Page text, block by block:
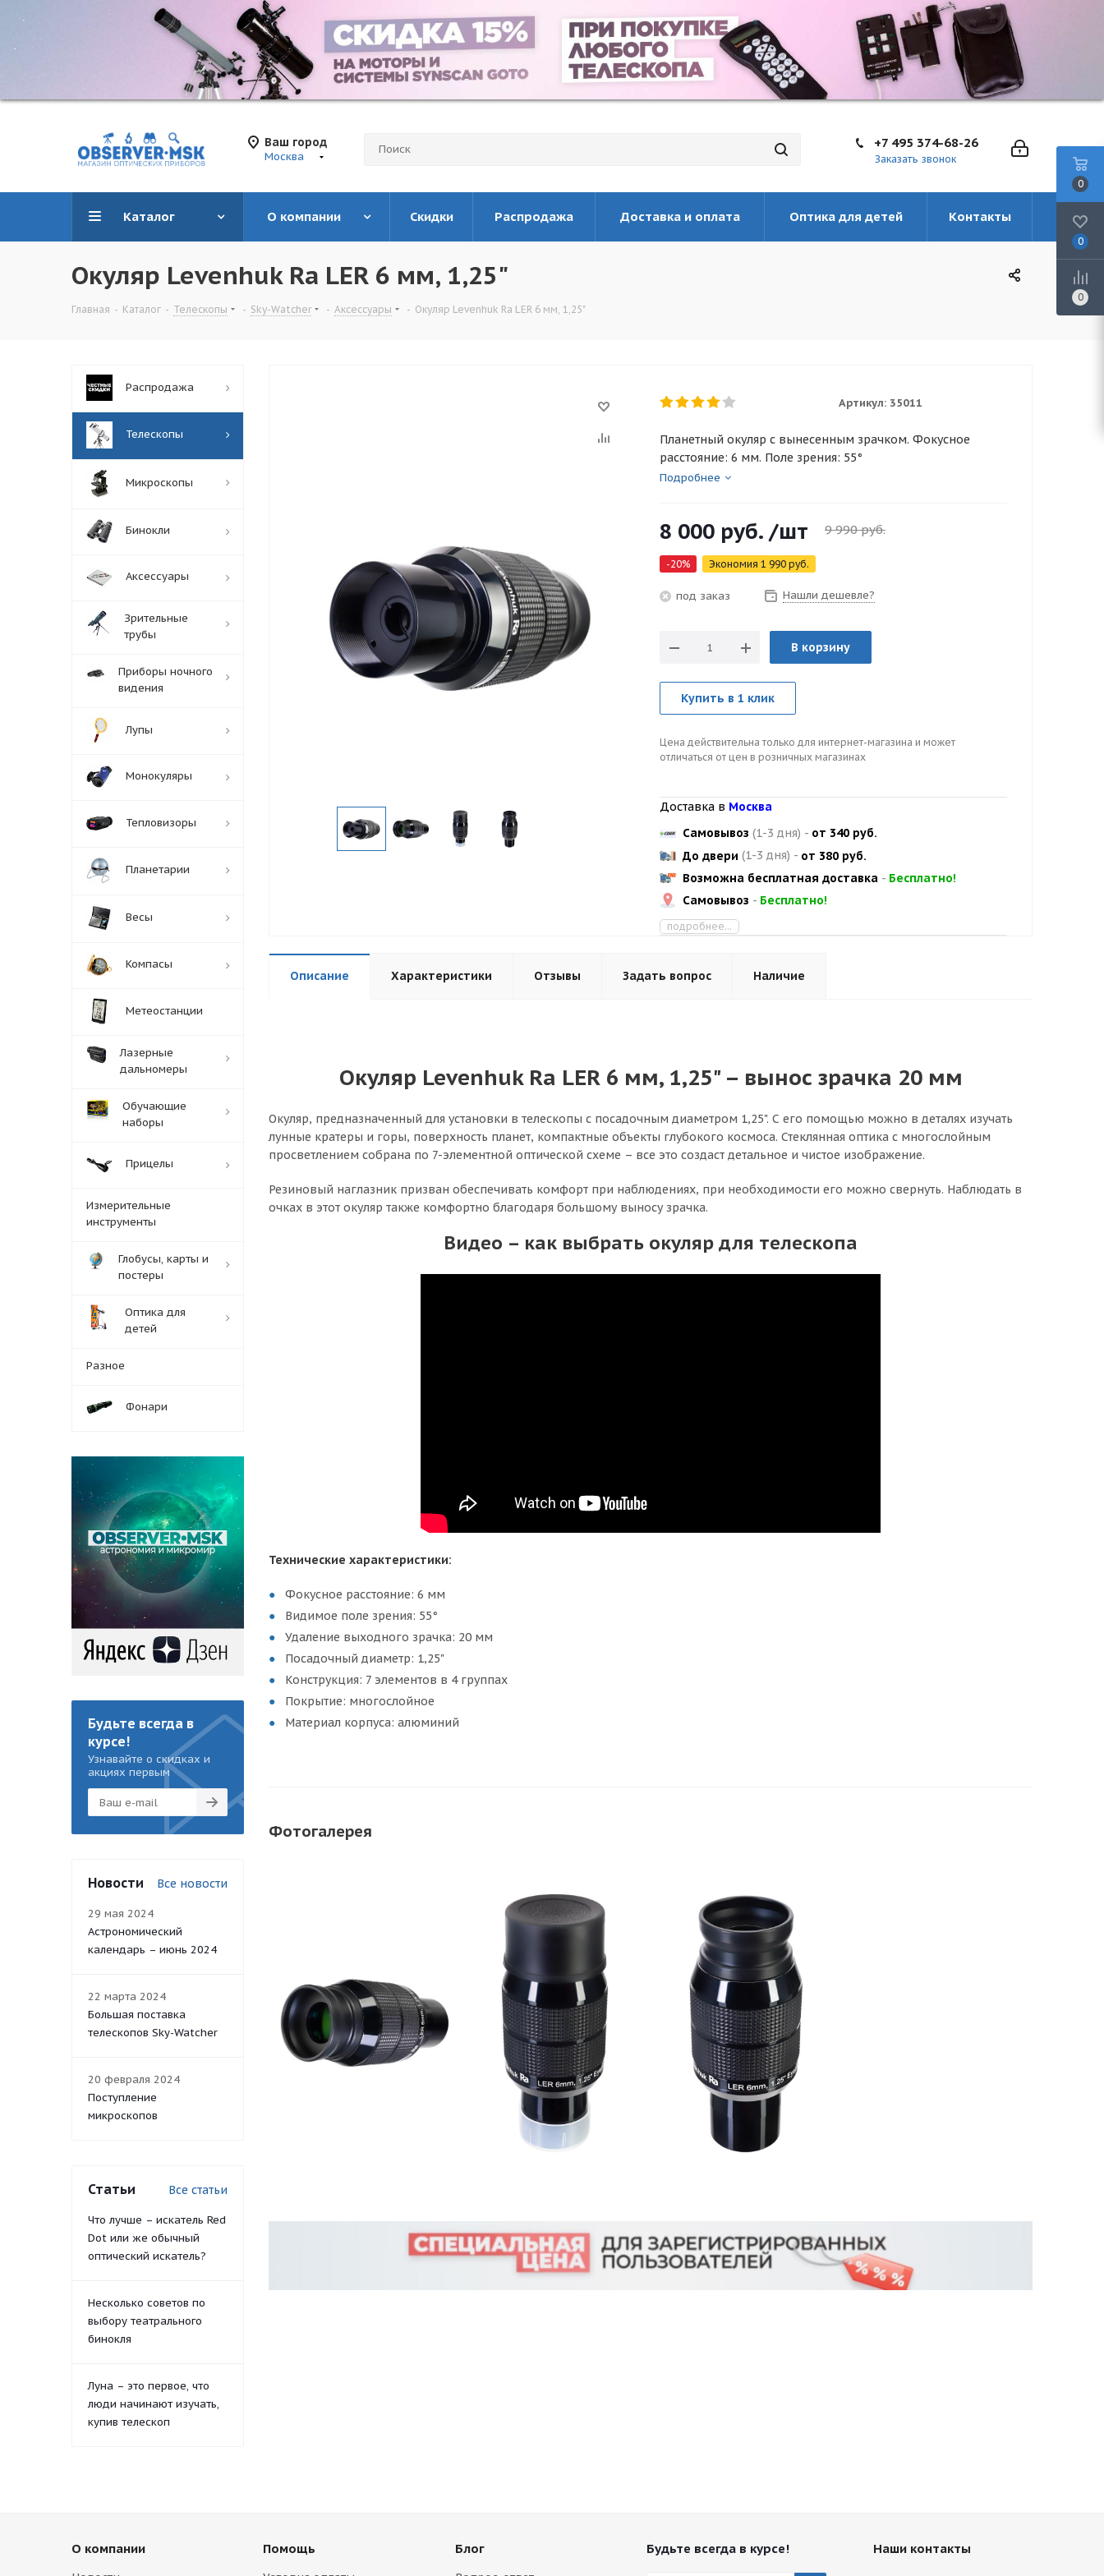
Ваш город
Москва
+7 495 374-68-26
Заказать звонок
Каталог О компании Скидки Распродажа Доставка и оплата Оптика для детей Контакты
Окуляр Levenhuk Ra LER 6 мм, 1,25"
Главная - Каталог - Телескопы - Sky-Watcher - Аксессуары - Окуляр Levenhuk Ra LER 6 мм, 1,25"
Артикул: 35011
Планетный окуляр с вынесенным зрачком. Фокусное
расстояние: 6 мм. Поле зрения: 55°
Подробнее
8 000 руб. /шт 9 990руб.
-20% Экономия 1 990 руб.
под заказ Нашли дешевле?
В корзину
Купить в 1 клик
Цена действительна только для интернет-магазина и может
отличаться от цен в розничных магазинах
Доставка в Москва
Самовывоз (1-3 дня) - от 340 руб.
До двери (1-3 дня) - от 380 руб.
Возможна бесплатная доставка - Бесплатно!
Самовывоз - Бесплатно!
подробнее...
Описание Характеристики Отзывы Задать вопрос Наличие
Окуляр Levenhuk Ra LER 6 мм, 1,25" – вынос зрачка 20 мм
Окуляр, предназначенный для установки в телескопы с посадочным диаметром 1,25". С его помощью можно в деталях изучать
лунные кратеры и горы, поверхность планет, компактные объекты глубокого космоса. Стеклянная оптика с многослойным
просветлением собрана по 7-элементной оптической схеме – все это создаст детальное и чистое изображение.
Резиновый наглазник призван обеспечивать комфорт при наблюдениях, при необходимости его можно свернуть. Наблюдать в
очках в этот окуляр также комфортно благодаря большому выносу зрачка.
Видео – как выбрать окуляр для телескопа
Технические характеристики:
Фокусное расстояние: 6 мм
Видимое поле зрения: 55°
Удаление выходного зрачка: 20 мм
Посадочный диаметр: 1,25"
Конструкция: 7 элементов в 4 группах
Покрытие: многослойное
Материал корпуса: алюминий
Фотогалерея
Распродажа
Телескопы
Микроскопы
Бинокли
Аксессуары
Зрительные
трубы
Приборы ночного
видения
Лупы
Монокуляры
Тепловизоры
Планетарии
Весы
Компасы
Метеостанции
Лазерные
дальномеры
Обучающие
наборы
Прицелы
Измерительные
инструменты
Глобусы, карты и
постеры
Оптика для
детей
Разное
Фонари
Будьте всегда в
курсе!
Узнавайте о скидках и
акциях первым
Новости Все новости
29 мая 2024
Астрономический
календарь – июнь 2024
22 марта 2024
Большая поставка
телескопов Sky-Watcher
20 февраля 2024
Поступление
микроскопов
Статьи Все статьи
Что лучше – искатель Red
Dot или же обычный
оптический искатель?
Несколько советов по
выбору театрального
бинокля
Луна – это первое, что
люди начинают изучать,
купив телескоп
О компании Помощь Блог Будьте всегда в курсе! Наши контакты
0
0
0